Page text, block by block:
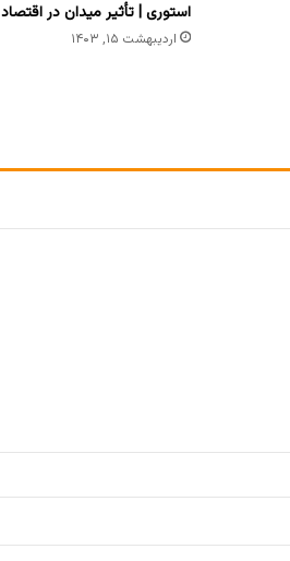
استوری | تأثیر میدان در اقتصاد
اردیبهشت ۱۵, ۱۴۰۳